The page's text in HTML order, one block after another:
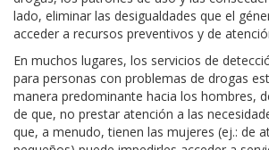
lado, eliminar las desigualdades que el
acceder a recursos preventivos y de
En muchos lugares, los servicios de
para personas con problemas de drogas
manera predominante hacia los hombres,
de que, no prestar atención a las
que, a menudo, tienen las mujeres (ej.: de